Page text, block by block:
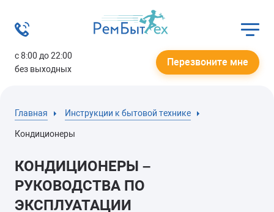
с 8:00 до 22:00
без выходных
Перезвоните мне
Главная Инструкции к бытовой технике
Кондиционеры
КОНДИЦИОНЕРЫ –
РУКОВОДСТВА ПО
ЭКСПЛУАТАЦИИ